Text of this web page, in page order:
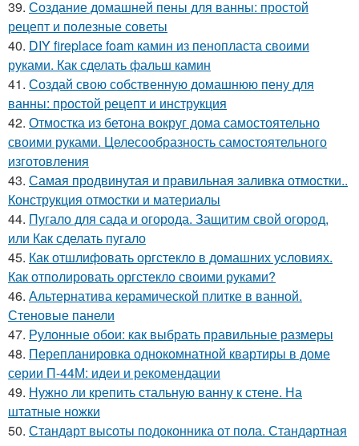
39. Создание домашней пены для ванны: простой
рецепт и полезные советы
40. DIY fireplace foam камин из пенопласта своими
руками. Как сделать фальш камин
41. Создай свою собственную домашнюю пену для
ванны: простой рецепт и инструкция
42. Отмостка из бетона вокруг дома самостоятельно
своими руками. Целесообразность самостоятельного
изготовления
43. Самая продвинутая и правильная заливка отмостки..
Конструкция отмостки и материалы
44. Пугало для сада и огорода. Защитим свой огород,
или Как сделать пугало
45. Как отшлифовать оргстекло в домашних условиях.
Как отполировать оргстекло своими руками?
46. Альтернатива керамической плитке в ванной.
Стеновые панели
47. Рулонные обои: как выбрать правильные размеры
48. Перепланировка однокомнатной квартиры в доме
серии П-44М: идеи и рекомендации
49. Нужно ли крепить стальную ванну к стене. На
штатные ножки
50. Стандарт высоты подоконника от пола. Стандартная